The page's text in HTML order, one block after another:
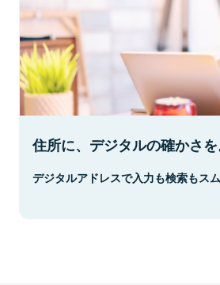
住所に、デジタルの確かさを
デジタルアドレスで入力も検索もスム